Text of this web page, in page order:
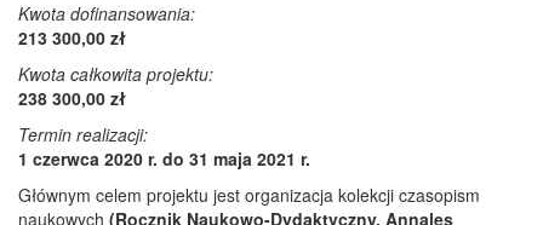
Kwota dofinansowania:
213 300,00 zł
Kwota całkowita projektu:
238 300,00 zł
Termin realizacji:
1 czerwca 2020 r. do 31 maja 2021 r.
Głównym celem projektu jest organizacja kolekcji czasopism
naukowych (Rocznik Naukowo-Dydaktyczny, Annales